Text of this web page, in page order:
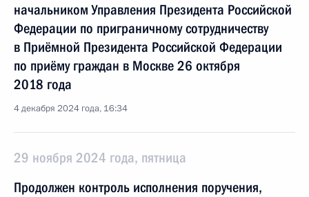
начальником Управления Президента Российской
Федерации по приграничному сотрудничеству
в Приёмной Президента Российской Федерации
по приёму граждан в Москве 26 октября
2018 года
4 декабря 2024 года, 16:34
29 ноября 2024 года, пятница
Продолжен контроль исполнения поручения,